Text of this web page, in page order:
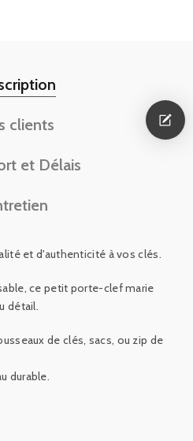
clients
et Délais
et d'authenticité à vos clés.
ce petit porte-clef marie
détail.
de clés, sacs, ou zip de
durable.